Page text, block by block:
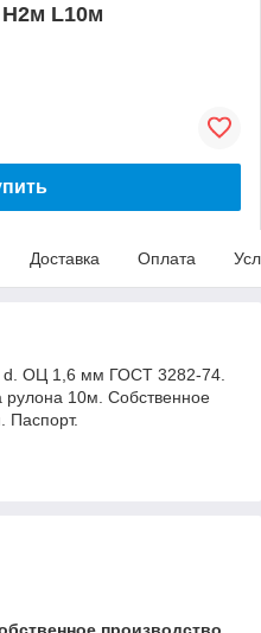
L10м
Доставка Оплата
d. ОЦ 1,6 мм ГОСТ 3282-74.
10м. Собственное
Паспорт.
производство